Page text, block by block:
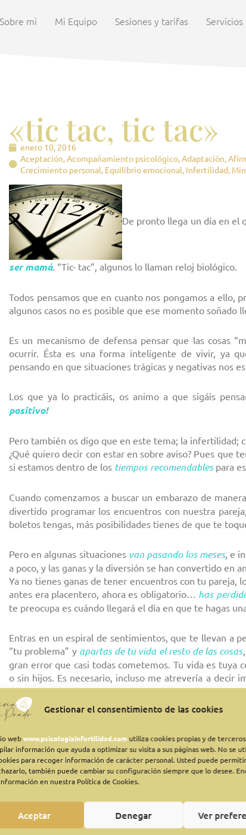
Gestionar el consentimiento de las cookies
webwww.psicologiainfertilidad.com utiliza cookies propias y de
información que ayuda a optimizar su visita a sus páginas web. No se
para recoger información de carácter personal. Usted puede
también puede cambiar su configuración siempre que lo desee.
en nuestra Política de Cookies.
Aceptar Denegar Ver
Sobre mi Mi Equipo Sesiones y tarifas Servicios
«tic tac, tic tac»
enero 10, 2016
Aceptación,Acompañamiento psicológico,Adaptación,
Crecimiento personal, Equilibrio emocional, Infertilidad,
De pronto llega un día en el
ser mamá. “Tic- tac”, algunos lo llaman reloj biológico.
Todos pensamos que en cuanto nos pongamos a ello,
algunos casos no es posible que ese momento soñado
Es un mecanismo de defensa pensar que las cosas
ocurrir. Ésta es una forma inteligente de vivir, ya
pensando en que situaciones trágicas y negativas nos
Los que ya lo practicáis, os animo a que sigáis
positivo!
Pero también os digo que en este tema; la infertilidad;
¿Qué quiero decir con estar en sobre aviso? Pues que
si estamos dentro de los tiempos recomendablespara
Cuando comenzamos a buscar un embarazo de
divertido programar los encuentros con nuestra
boletos tengas, más posibilidades tienes de que te
Pero en algunas situaciones van pasando los meses, e
a poco, y las ganas y la diversión se han convertido en
Ya no tienes ganas de tener encuentros con tu pareja,
antes era placentero, ahora es obligatorio… has
te preocupa es cuándo llegará el día en que te hagas
Entras en un espiral de sentimientos, que te llevan a
“tu problema” y apartas de tu vida el resto de las cosas
gran error que casi todas cometemos. Tu vida es tuya
o sin hijos. Es necesario, incluso me atrevería a decir
duros que te parezcan, porque nunca vuelven.
Y tu te preguntarás, ¿cómo voy a disfrutar de algo que
Cuando estás pasando por una situación de estas
tiempo, tu vida. En tu vida seguro hay un montón de
Tomate unos minutos y piensa en aquellas cosas
Venga, no te escaquees… piensa al menos en 3